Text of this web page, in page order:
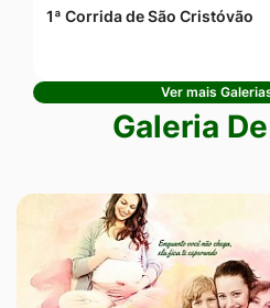
1ª Corrida de São Cristóvão
Ver mais
Galeria